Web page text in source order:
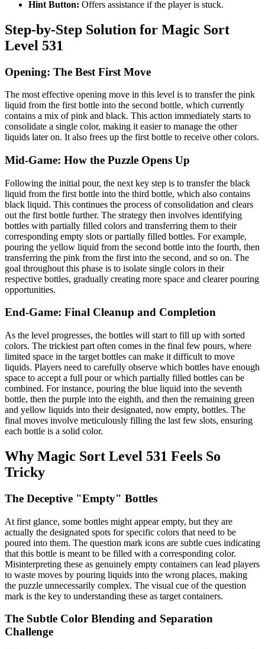
Hint Button: Offers assistance if the player is stuck.
Step-by-Step Solution for Magic Sort
Level 531
Opening: The Best First Move
The most effective opening move in this level is to transfer the pink
liquid from the first bottle into the second bottle, which currently
contains a mix of pink and black. This action immediately starts to
consolidate a single color, making it easier to manage the other
liquids later on. It also frees up the first bottle to receive other colors.
Mid-Game: How the Puzzle Opens Up
Following the initial pour, the next key step is to transfer the black
liquid from the first bottle into the third bottle, which also contains
black liquid. This continues the process of consolidation and clears
out the first bottle further. The strategy then involves identifying
bottles with partially filled colors and transferring them to their
corresponding empty slots or partially filled bottles. For example,
pouring the yellow liquid from the second bottle into the fourth, then
transferring the pink from the first into the second, and so on. The
goal throughout this phase is to isolate single colors in their
respective bottles, gradually creating more space and clearer pouring
opportunities.
End-Game: Final Cleanup and Completion
As the level progresses, the bottles will start to fill up with sorted
colors. The trickiest part often comes in the final few pours, where
limited space in the target bottles can make it difficult to move
liquids. Players need to carefully observe which bottles have enough
space to accept a full pour or which partially filled bottles can be
combined. For instance, pouring the blue liquid into the seventh
bottle, then the purple into the eighth, and then the remaining green
and yellow liquids into their designated, now empty, bottles. The
final moves involve meticulously filling the last few slots, ensuring
each bottle is a solid color.
Why Magic Sort Level 531 Feels So
Tricky
The Deceptive "Empty" Bottles
At first glance, some bottles might appear empty, but they are
actually the designated spots for specific colors that need to be
poured into them. The question mark icons are subtle cues indicating
that this bottle is meant to be filled with a corresponding color.
Misinterpreting these as genuinely empty containers can lead players
to waste moves by pouring liquids into the wrong places, making
the puzzle unnecessarily complex. The visual cue of the question
mark is the key to understanding these as target containers.
The Subtle Color Blending and Separation
Challenge